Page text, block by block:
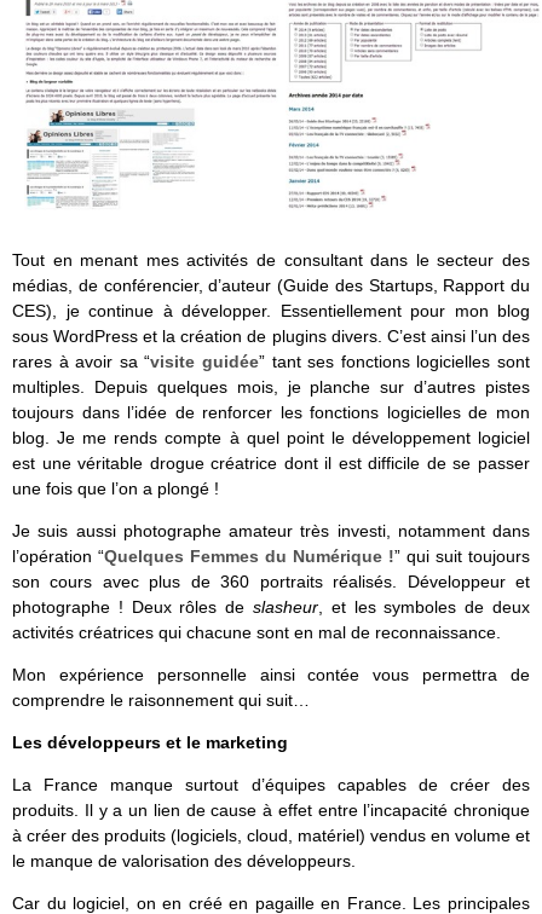
Tout en menant mes activités de consultant dans le secteur des
médias, de conférencier, d’auteur (Guide des Startups, Rapport du
CES), je continue à développer. Essentiellement pour mon blog
sous WordPress et la création de plugins divers. C’est ainsi l’un des
rares à avoir sa “visite guidée” tant ses fonctions logicielles sont
multiples. Depuis quelques mois, je planche sur d’autres pistes
toujours dans l’idée de renforcer les fonctions logicielles de mon
blog. Je me rends compte à quel point le développement logiciel
est une véritable drogue créatrice dont il est difficile de se passer
une fois que l’on a plongé !
Je suis aussi photographe amateur très investi, notamment dans
l’opération “Quelques Femmes du Numérique !” qui suit toujours
son cours avec plus de 360 portraits réalisés. Développeur et
photographe ! Deux rôles de slasheur , et les symboles de deux
activités créatrices qui chacune sont en mal de reconnaissance.
Mon expérience personnelle ainsi contée vous permettra de
comprendre le raisonnement qui suit…
Les développeurs et le marketing
La France manque surtout d’équipes capables de créer des
produits. Il y a un lien de cause à effet entre l’incapacité chronique
à créer des produits (logiciels, cloud, matériel) vendus en volume et
le manque de valorisation des développeurs.
Car du logiciel, on en créé en pagaille en France. Les principales